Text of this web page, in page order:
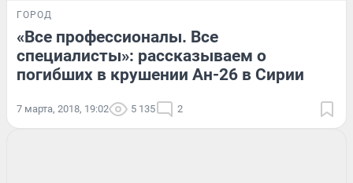
ГОРОД
«Все профессионалы. Все
специалисты»: рассказываем о
погибших в крушении Ан-26 в Сирии
7 марта, 2018, 19:02 5 135 2